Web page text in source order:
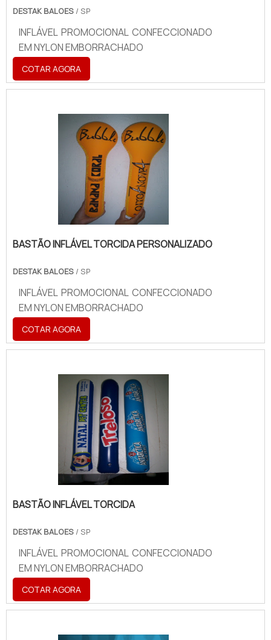
DESTAK BALOES / SP
INFLÁVEL PROMOCIONAL CONFECCIONADO
EM NYLON EMBORRACHADO
COTAR AGORA
BASTÃO INFLÁVEL TORCIDA PERSONALIZADO
DESTAK BALOES / SP
INFLÁVEL PROMOCIONAL CONFECCIONADO
EM NYLON EMBORRACHADO
COTAR AGORA
BASTÃO INFLÁVEL TORCIDA
DESTAK BALOES / SP
INFLÁVEL PROMOCIONAL CONFECCIONADO
EM NYLON EMBORRACHADO
COTAR AGORA